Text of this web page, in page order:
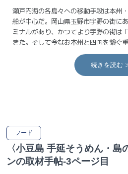
瀬戸内海の各島々への移動手段は本州
船が中心だ。岡山県玉野市宇野の街に
ミナルがあり、かつてより宇野の街は
きた。そして今なお本州と四国を繋
続きを読む
フード
〈小豆島 手延そうめん・島
ンの取材手帖-3ページ目